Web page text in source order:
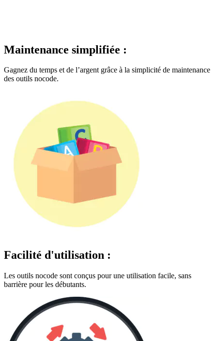
Maintenance simplifiée :
Gagnez du temps et de l’argent grâce à la simplicité de maintenance
des outils nocode.
Facilité d'utilisation :
Les outils nocode sont conçus pour une utilisation facile, sans
barrière pour les débutants.